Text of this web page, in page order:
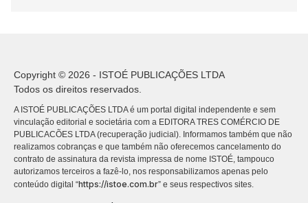
Copyright © 2026 - ISTOÉ PUBLICAÇÕES LTDA
Todos os direitos reservados.
A ISTOÉ PUBLICAÇÕES LTDA é um portal digital independente e sem
vinculação editorial e societária com a EDITORA TRES COMÉRCIO DE
PUBLICACÕES LTDA (recuperação judicial). Informamos também que não
realizamos cobranças e que também não oferecemos cancelamento do
contrato de assinatura da revista impressa de nome ISTOÉ, tampouco
autorizamos terceiros a fazê-lo, nos responsabilizamos apenas pelo
conteúdo digital “https://istoe.com.br” e seus respectivos sites.